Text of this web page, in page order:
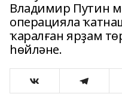
Владимир Путин
операцияла
ҡаралған ярҙам
һөйләне.